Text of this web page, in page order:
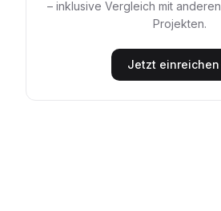
– inklusive Vergleich mit anderen
Projekten.
Jetzt einreichen